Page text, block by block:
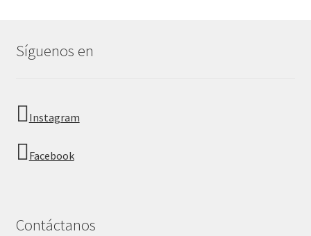
Síguenos en
Instagram
Facebook
Contáctanos